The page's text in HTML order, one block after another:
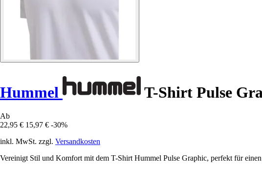
Hummel T-Shirt Pulse
Ab
22,95 € 15,97 € -30%
inkl. MwSt. zzgl. Versandkosten
Vereinigt Stil und Komfort mit dem T-Shirt Hummel Pulse Graphic, perfekt für